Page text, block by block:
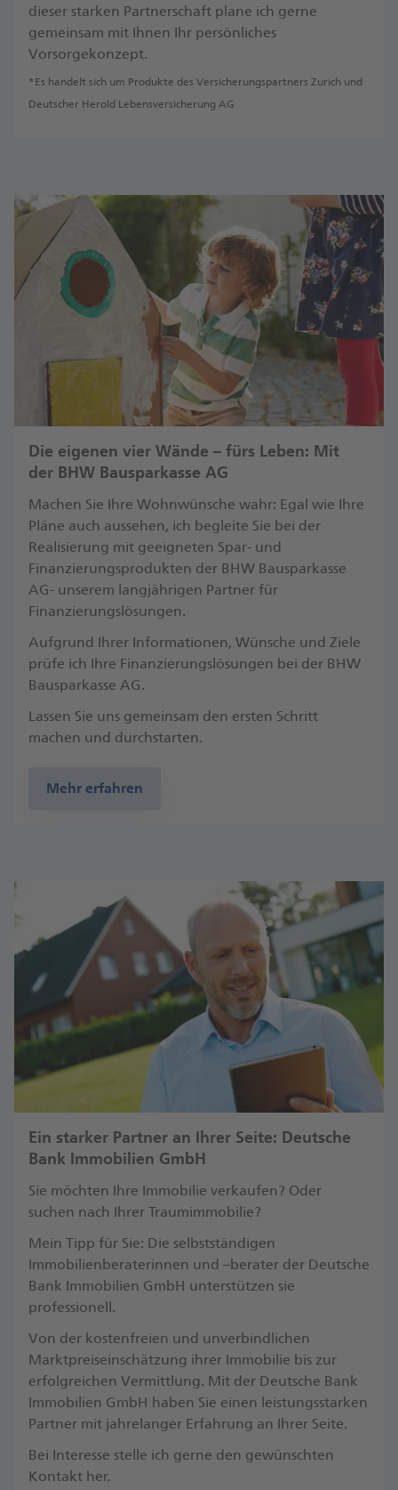
dieser starken Partnerschaft plane ich gerne
gemeinsam mit Ihnen Ihr persönliches
Vorsorgekonzept.
*Es handelt sich um Produkte des Versicherungspartners Zurich und
Deutscher Herold Lebensversicherung AG
Die eigenen vier Wände – fürs Leben: Mit
der BHW Bausparkasse AG
Machen Sie Ihre Wohnwünsche wahr: Egal wie Ihre
Pläne auch aussehen, ich begleite Sie bei der
Realisierung mit geeigneten Spar- und
Finanzierungsprodukten der BHW Bausparkasse
AG- unserem langjährigen Partner für
Finanzierungslösungen.
Aufgrund Ihrer Informationen, Wünsche und Ziele
prüfe ich Ihre Finanzierungslösungen bei der BHW
Bausparkasse AG.
Lassen Sie uns gemeinsam den ersten Schritt
machen und durchstarten.
Mehr erfahren
Ein starker Partner an Ihrer Seite: Deutsche
Bank Immobilien GmbH
Sie möchten Ihre Immobilie verkaufen? Oder
suchen nach Ihrer Traumimmobilie?
Mein Tipp für Sie: Die selbstständigen
Immobilienberaterinnen und –berater der Deutsche
Bank Immobilien GmbH unterstützen sie
professionell.
Von der kostenfreien und unverbindlichen
Marktpreiseinschätzung ihrer Immobilie bis zur
erfolgreichen Vermittlung. Mit der Deutsche Bank
Immobilien GmbH haben Sie einen leistungsstarken
Partner mit jahrelanger Erfahrung an Ihrer Seite.
Bei Interesse stelle ich gerne den gewünschten
Kontakt her.